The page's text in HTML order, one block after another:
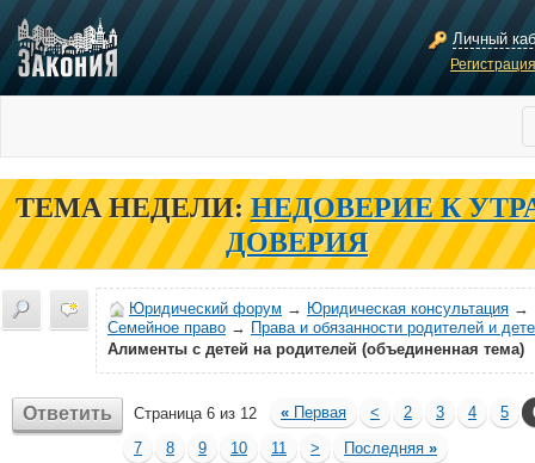
Личный
ТЕМА НЕДЕЛИ: НЕДОВЕРИЕ К
ДОВЕРИЯ
Юридический форум → Юридическая консультация →
Семейное право → Права и обязанности родителей и
Алименты с детей на родителей (объединенная тема)
Ответить Страница 6 из 12 « Первая < 2 3 4 5
7
8 9 10 11 > Последняя »